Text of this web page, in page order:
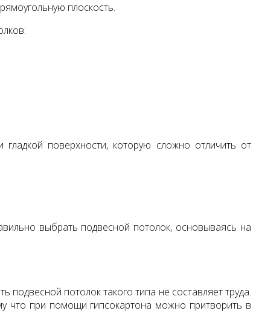
плоскость.
поверхности, которую сложно отличить от
выбрать подвесной потолок, основываясь на
подвесной потолок такого типа не составляет труда.
что при помощи гипсокартона можно притворить в